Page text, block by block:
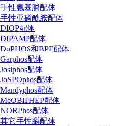
手性氨基膦配体
手性亚磷酰胺配体
DIOP配体
DIPAMP配体
DuPHOS和BPE配体
Garphos配体
Josiphos配体
JoSPOphos配体
Mandyphos配体
MeOBIPHEP配体
NORPhos配体
其它手性膦配体